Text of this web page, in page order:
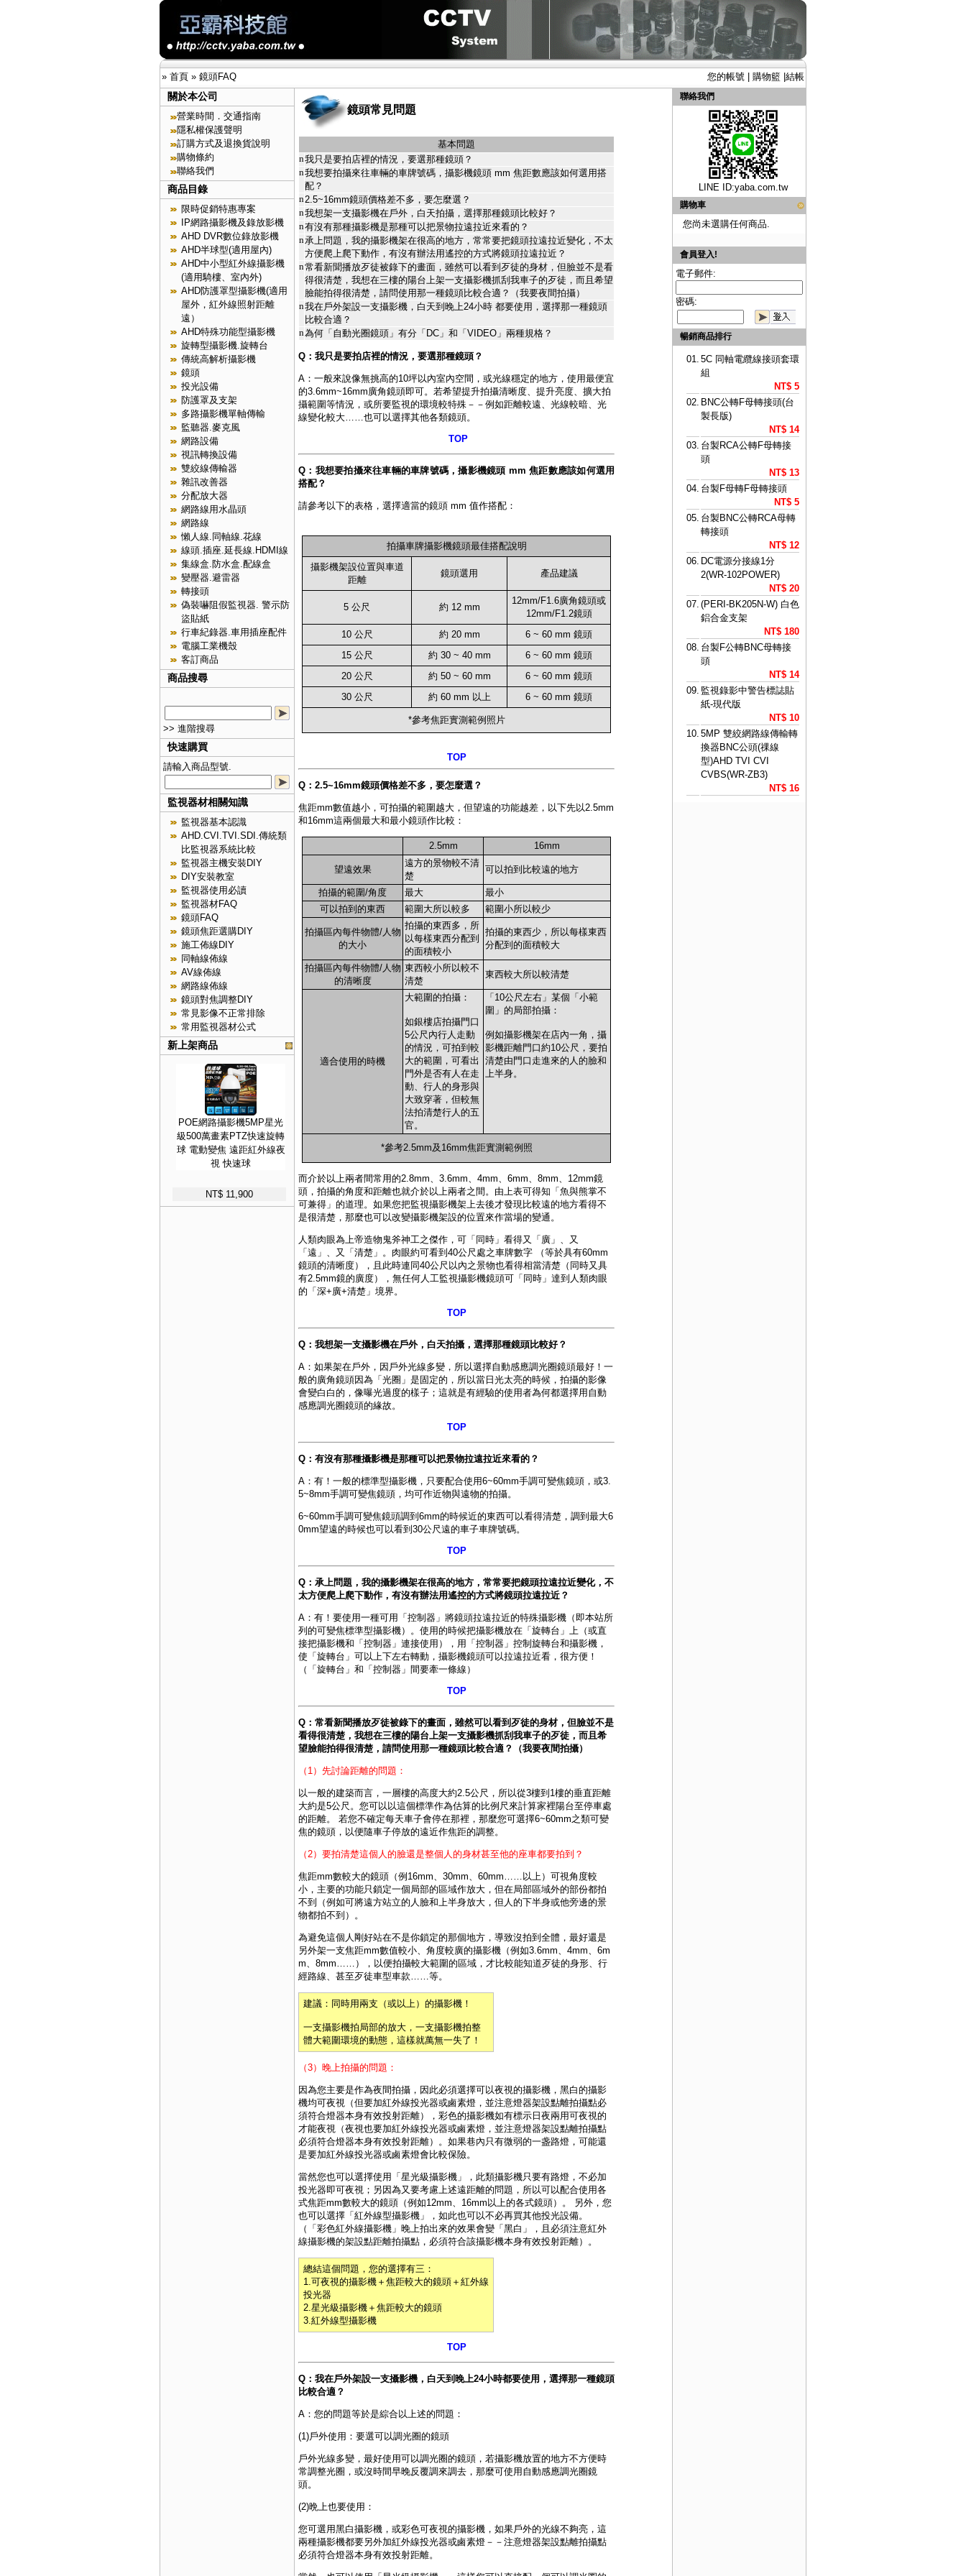
» 首頁 » 鏡頭FAQ 您的帳號 購物籃 結帳
關於本公司
營業時間．交通指南
隱私權保護聲明
訂購方式及退換貨說明
購物條約
聯絡我們
商品目錄
限時促銷特惠專案
IP網路攝影機及錄放影機
AHD DVR數位錄放影機
AHD半球型(適用屋內)
AHD中小型紅外線攝影機
(適用騎樓、室內外)
AHD防護罩型攝影機(適用
屋外，紅外線照射距離
遠）
AHD特殊功能型攝影機
旋轉型攝影機.旋轉台
傳統高解析攝影機
鏡頭
投光設備
防護罩及支架
多路攝影機單軸傳輸
監聽器.麥克風
網路設備
視訊轉換設備
雙絞線傳輸器
雜訊改善器
分配放大器
網路線用水晶頭
網路線
懶人線.同軸線.花線
線頭.插座.延長線.HDMI線
集線盒.防水盒.配線盒
變壓器.避雷器
轉接頭
偽裝嚇阻假監視器. 警示防
盜貼紙
行車紀錄器.車用插座配件
電腦工業機殼
客訂商品
商品搜尋
>> 進階搜尋
快速購買
請輸入商品型號.
監視器材相關知識
監視器基本認識
AHD.CVI.TVI.SDI.傳統類
比監視器系統比較
監視器主機安裝DIY
DIY安裝教室
監視器使用必讀
監視器材FAQ
鏡頭FAQ
鏡頭焦距選購DIY
施工佈線DIY
同軸線佈線
AV線佈線
網路線佈線
鏡頭對焦調整DIY
常見影像不正常排除
常用監視器材公式
新上架商品
POE網路攝影機5MP星光
級500萬畫素PTZ快速旋轉
球 電動變焦 遠距紅外線夜
視 快速球
NT$ 11,900
鏡頭常見問題
基本問題
n我只是要拍店裡的情況，要選那種鏡頭？
n我想要拍攝來往車輛的車牌號碼，攝影機鏡頭 mm 焦距數應該如何選用搭
配？
n 2.5~16mm鏡頭價格差不多，要怎麼選？
n我想架一支攝影機在戶外，白天拍攝，選擇那種鏡頭比較好？
n有沒有那種攝影機是那種可以把景物拉遠拉近來看的？
n承上問題，我的攝影機架在很高的地方，常常要把鏡頭拉遠拉近變化，不太
方便爬上爬下動作，有沒有辦法用遙控的方式將鏡頭拉遠拉近？
n常看新聞播放歹徒被錄下的畫面，雖然可以看到歹徒的身材，但臉並不是看
得很清楚，我想在三樓的陽台上架一支攝影機抓刮我車子的歹徒，而且希望
臉能拍得很清楚，請問使用那一種鏡頭比較合適？（我要夜間拍攝）
n我在戶外架設一支攝影機，白天到晚上24小時 都要使用，選擇那一種鏡頭
比較合適？
n為何「自動光圈鏡頭」有分「DC」和「VIDEO」兩種規格？
Q：我只是要拍店裡的情況，要選那種鏡頭？
A：一般來說像無挑高的10坪以內室內空間，或光線穩定的地方，使用最便宜
的3.6mm~16mm廣角鏡頭即可。若希望提升拍攝清晰度、提升亮度、擴大拍
攝範圍等情況，或所要監視的環境較特殊－－例如距離較遠、光線較暗、光
線變化較大……也可以選擇其他各類鏡頭。
TOP
Q：我想要拍攝來往車輛的車牌號碼，攝影機鏡頭 mm 焦距數應該如何選用
搭配？
請參考以下的表格，選擇適當的鏡頭 mm 值作搭配 ：
拍攝車牌攝影機鏡頭最佳搭配說明
攝影機架設位置與車道
距離
鏡頭選用 產品建議
5 公尺 約 12 mm
12mm/F1.6廣角鏡頭或
12mm/F1.2鏡頭
10 公尺
約 20 mm
6 ~ 60 mm 鏡頭
15 公尺
約 30 ~ 40 mm
6 ~ 60 mm 鏡頭
20 公尺
約 50 ~ 60 mm
6 ~ 60 mm 鏡頭
30 公尺
約 60 mm 以上 6 ~ 60 mm 鏡頭
*參考焦距實測範例照片
TOP
Q：2.5~16mm鏡頭價格差不多，要怎麼選？
焦距mm數值越小，可拍攝的範圍越大，但望遠的功能越差，以下先以2.5mm
和16mm這兩個最大和最小鏡頭作比較：
2.5mm 16mm
望遠效果
遠方的景物較不清
楚
可以拍到比較遠的地方
拍攝的範圍/角度 最大
最小
可以拍到的東西
範圍大所以較多 範圍小所以較少
拍攝區內每件物體/人物
的大小
拍攝的東西多，所
以每樣東西分配到
的面積較小
拍攝的東西少，所以每樣東西
分配到的面積較大
拍攝區內每件物體/人物
的清晰度
東西較小所以較不
清楚
東西較大所以較清楚
適合使用的時機
大範圍的拍攝：
如銀樓店拍攝門口
5公尺內行人走動
的情況，可拍到較
大的範圍，可看出
門外是否有人在走
動、行人的身形與
大致穿著，但較無
法拍清楚行人的五
官。
「10公尺左右」某個「小範
圍」的局部拍攝：
例如攝影機架在店內一角，攝
影機距離門口約10公尺，要拍
清楚由門口走進來的人的臉和
上半身。
*參考2.5mm及16mm焦距實測範例照
而介於以上兩者間常用的2.8mm、3.6mm、4mm、6mm、8mm、12mm鏡
頭，拍攝的角度和距離也就介於以上兩者之間。由上表可得知「魚與熊掌不
可兼得」的道理。如果您把監視攝影機架上去後才發現比較遠的地方看得不
是很清楚，那麼也可以改變攝影機架設的位置來作當場的變通。
人類肉眼為上帝造物鬼斧神工之傑作，可「同時」看得又「廣」、又
「遠」、又「清楚」。肉眼約可看到40公尺處之車牌數字 （等於具有60mm
鏡頭的清晰度），且此時連同40公尺以內之景物也看得相當清楚（同時又具
有2.5mm鏡的廣度），無任何人工監視攝影機鏡頭可「同時」達到人類肉眼
的「深+廣+清楚」境界。
TOP
Q：我想架一支攝影機在戶外，白天拍攝，選擇那種鏡頭比較好？
A：如果架在戶外，因戶外光線多變，所以選擇自動感應調光圈鏡頭最好！ 一
般的廣角鏡頭因為「光圈」是固定的，所以當日光太亮的時候，拍攝的影像
會變白白的，像曝光過度的樣子；這就是有經驗的使用者為何都選擇用 自動
感應調光圈鏡頭的緣故。
TOP
Q：有沒有那種攝影機是那種可以把景物拉遠拉近來看的？
A：有！一般的標準型攝影機，只要配合使用6~60mm手調可變焦鏡頭 ，或3.
5~8mm手調可變焦鏡頭，均可作近物與遠物的拍攝。
6~60mm手調可變焦鏡頭調到6mm的時候近的東西可以看得清楚，調到最大6
0mm望遠的時候也可以看到30公尺遠的車子車牌號碼。
TOP
Q：承上問題，我的攝影機架在很高的地方，常常要把鏡頭拉遠拉近變化，不
太方便爬上爬下動作，有沒有辦法用遙控的方式將鏡頭拉遠拉近？
A：有！要使用一種可用「控制器」將鏡頭拉遠拉近的特殊攝影機（即本站所
列的可變焦標準型攝影機）。使用的時候把攝影機放在「旋轉台」上（或直
接把攝影機和「控制器」連接使用），用「控制器」控制旋轉台和攝影機，
使「旋轉台」可以上下左右轉動，攝影機鏡頭可以拉遠拉近看，很方便！
（「旋轉台」和「控制器」間要牽一條線）
TOP
Q：常看新聞播放歹徒被錄下的畫面，雖然可以看到歹徒的身材，但臉並不是
看得很清楚，我想在三樓的陽台上架一支攝影機抓刮我車子的歹徒，而且希
望臉能拍得很清楚，請問使用那一種鏡頭比較合適？（我要夜間拍攝）
（1）先討論距離的問題：
以一般的建築而言，一層樓的高度大約2.5公尺，所以從3樓到1樓的垂直距離
大約是5公尺。您可以以這個標準作為估算的比例尺來計算家裡陽台至停車處
的距離。 若您不確定每天車子會停在那裡，那麼您可選擇6~60mm之類可變
焦的鏡頭，以便隨車子停放的遠近作焦距的調整。
（2）要拍清楚這個人的臉還是整個人的身材甚至他的座車都要拍到？
焦距mm數較大的鏡頭（例16mm、30mm、60mm……以上）可視角度較
小，主要的功能只鎖定一個局部的區域作放大，但在局部區域外的部份都拍
不到（例如可將遠方站立的人臉和上半身放大，但人的下半身或他旁邊的景
物都拍不到）。
為避免這個人剛好站在不是你鎖定的那個地方，導致沒拍到全體，最好還是
另外架一支焦距mm數值較小、角度較廣的攝影機（例如3.6mm、4mm、6m
m、8mm……），以便拍攝較大範圍的區域，才比較能知道歹徒的身形、行
經路線、甚至歹徒車型車款……等。
建議：同時用兩支（或以上）的攝影機！
一支攝影機拍局部的放大，一支攝影機拍整
體大範圍環境的動態，這樣就萬無一失了！
（3）晚上拍攝的問題：
因為您主要是作為夜間拍攝，因此必須選擇可以夜視的攝影機，黑白的攝影
機均可夜視（但要加紅外線投光器或鹵素燈 ，並注意燈器架設點離拍攝點必
須符合燈器本身有效投射距離），彩色的攝影機如有標示日夜兩用可夜視的
才能夜視（夜視也要加紅外線投光器或鹵素燈 ，並注意燈器架設點離拍攝點
必須符合燈器本身有效投射距離）。如果巷內只有微弱的一盏路燈，可能還
是要加紅外線投光器或鹵素燈會比較保險。
當然您也可以選擇使用「 星光級攝影機 」，此類攝影機只要有路燈，不必加
投光器即可夜視；另因為又要考慮上述遠距離的問題，所以可以配合使用各
式焦距mm數較大的鏡頭（例如12mm、16mm以上的各式鏡頭）。 另外，您
也可以選擇「 紅外線型攝影機 」，如此也可以不必再買其他投光設備。
（「彩色紅外線攝影機」晚上拍出來的效果會變「黑白」，且必須注意紅外
線攝影機的架設點距離拍攝點，必須符合該攝影機本身有效投射距離）。
總結這個問題，您的選擇有三：
1.可夜視的攝影機＋焦距較大的鏡頭＋紅外線
投光器
2.星光級攝影機＋焦距較大的鏡頭
3.紅外線型攝影機
TOP
Q：我在戶外架設一支攝影機，白天到晚上24小時都要使用，選擇那一種鏡頭
比較合適？
A：您的問題等於是綜合以上述的問題：
(1)戶外使用：要選可以調光圈的鏡頭
戶外光線多變，最好使用可以調光圈的鏡頭，若攝影機放置的地方不方便時
常調整光圈，或沒時間早晚反覆調來調去，那麼可使用 自動感應調光圈鏡
頭。
(2)晩上也要使用：
您可選用黑白攝影機，或彩色可夜視的攝影機，如果戶外的光線不夠亮，這
兩種攝影機都要另外加紅外線投光器或鹵素燈 －－注意燈器架設點離拍攝點
必須符合燈器本身有效投射距離。
聯絡我們
LINE ID:yaba.com.tw
購物車
您尚未選購任何商品.
會員登入!
電子郵件:
密碼:
暢銷商品排行
01. 5C 同軸電纜線接頭套環
組
NT$ 5
02. BNC公轉F母轉接頭(台
製長版)
NT$ 14
03. 台製RCA公轉F母轉接
頭
NT$ 13
04. 台製F母轉F母轉接頭
NT$ 5
05. 台製BNC公轉RCA母轉
轉接頭
NT$ 12
06. DC電源分接線1分
2(WR-102POWER)
NT$ 20
07. (PERI-BK205N-W) 白色
鋁合金支架
NT$ 180
08. 台製F公轉BNC母轉接
頭
NT$ 14
09. 監視錄影中警告標誌貼
紙-現代版
NT$ 10
10. 5MP 雙絞網路線傳輸轉
換器BNC公頭(祼線
型)AHD TVI CVI
CVBS(WR-ZB3)
NT$ 16